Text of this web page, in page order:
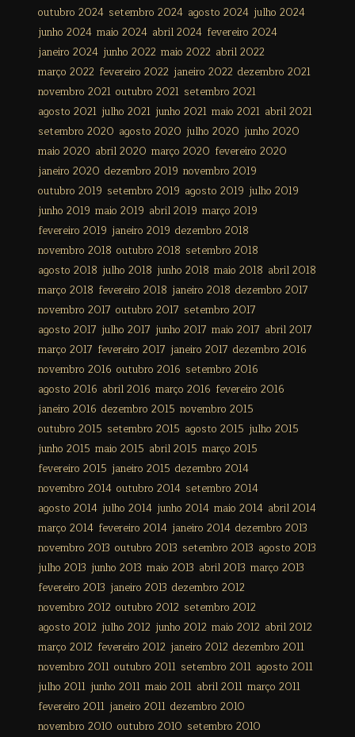
outubro 2024 setembro 2024 agosto 2024 julho 2024
junho 2024 maio 2024 abril 2024 fevereiro 2024
janeiro 2024 junho 2022 maio 2022 abril 2022
março 2022 fevereiro 2022 janeiro 2022 dezembro 2021
novembro 2021 outubro 2021 setembro 2021
agosto 2021 julho 2021 junho 2021 maio 2021 abril 2021
setembro 2020 agosto 2020 julho 2020 junho 2020
maio 2020 abril 2020 março 2020 fevereiro 2020
janeiro 2020 dezembro 2019 novembro 2019
outubro 2019 setembro 2019 agosto 2019 julho 2019
junho 2019 maio 2019 abril 2019 março 2019
fevereiro 2019 janeiro 2019 dezembro 2018
novembro 2018 outubro 2018 setembro 2018
agosto 2018 julho 2018 junho 2018 maio 2018 abril 2018
março 2018 fevereiro 2018 janeiro 2018 dezembro 2017
novembro 2017 outubro 2017 setembro 2017
agosto 2017 julho 2017 junho 2017 maio 2017 abril 2017
março 2017 fevereiro 2017 janeiro 2017 dezembro 2016
novembro 2016 outubro 2016 setembro 2016
agosto 2016 abril 2016 março 2016 fevereiro 2016
janeiro 2016 dezembro 2015 novembro 2015
outubro 2015 setembro 2015 agosto 2015 julho 2015
junho 2015 maio 2015 abril 2015 março 2015
fevereiro 2015 janeiro 2015 dezembro 2014
novembro 2014 outubro 2014 setembro 2014
agosto 2014 julho 2014 junho 2014 maio 2014 abril 2014
março 2014 fevereiro 2014 janeiro 2014 dezembro 2013
novembro 2013 outubro 2013 setembro 2013 agosto 2013
julho 2013 junho 2013 maio 2013 abril 2013 março 2013
fevereiro 2013 janeiro 2013 dezembro 2012
novembro 2012 outubro 2012 setembro 2012
agosto 2012 julho 2012 junho 2012 maio 2012 abril 2012
março 2012 fevereiro 2012 janeiro 2012 dezembro 2011
novembro 2011 outubro 2011 setembro 2011 agosto 2011
julho 2011 junho 2011 maio 2011 abril 2011 março 2011
fevereiro 2011 janeiro 2011 dezembro 2010
novembro 2010 outubro 2010 setembro 2010